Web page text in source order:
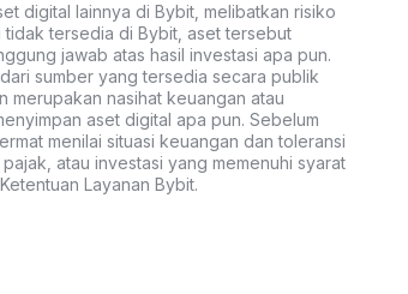
digital lainnya di Bybit, melibatkan risiko
tersedia di Bybit, aset tersebut
jawab atas hasil investasi apa pun.
sumber yang tersedia secara publik
merupakan nasihat keuangan atau
aset digital apa pun. Sebelum
menilai situasi keuangan dan toleransi
atau investasi yang memenuhi syarat
Layanan Bybit.